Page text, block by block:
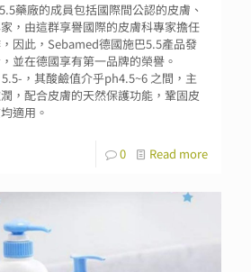
藥廠的成員包括國際間公認的皮膚、
，由這群享譽國際的皮膚科專家擔任
因此，Sebamed德國施巴5.5產品發
並在德國享有第一品牌的榮譽。
，其酸鹼值介乎ph4.5~6 之間，主
，配合皮膚的天然保護功能，鞏固皮
適用。
0 Read more